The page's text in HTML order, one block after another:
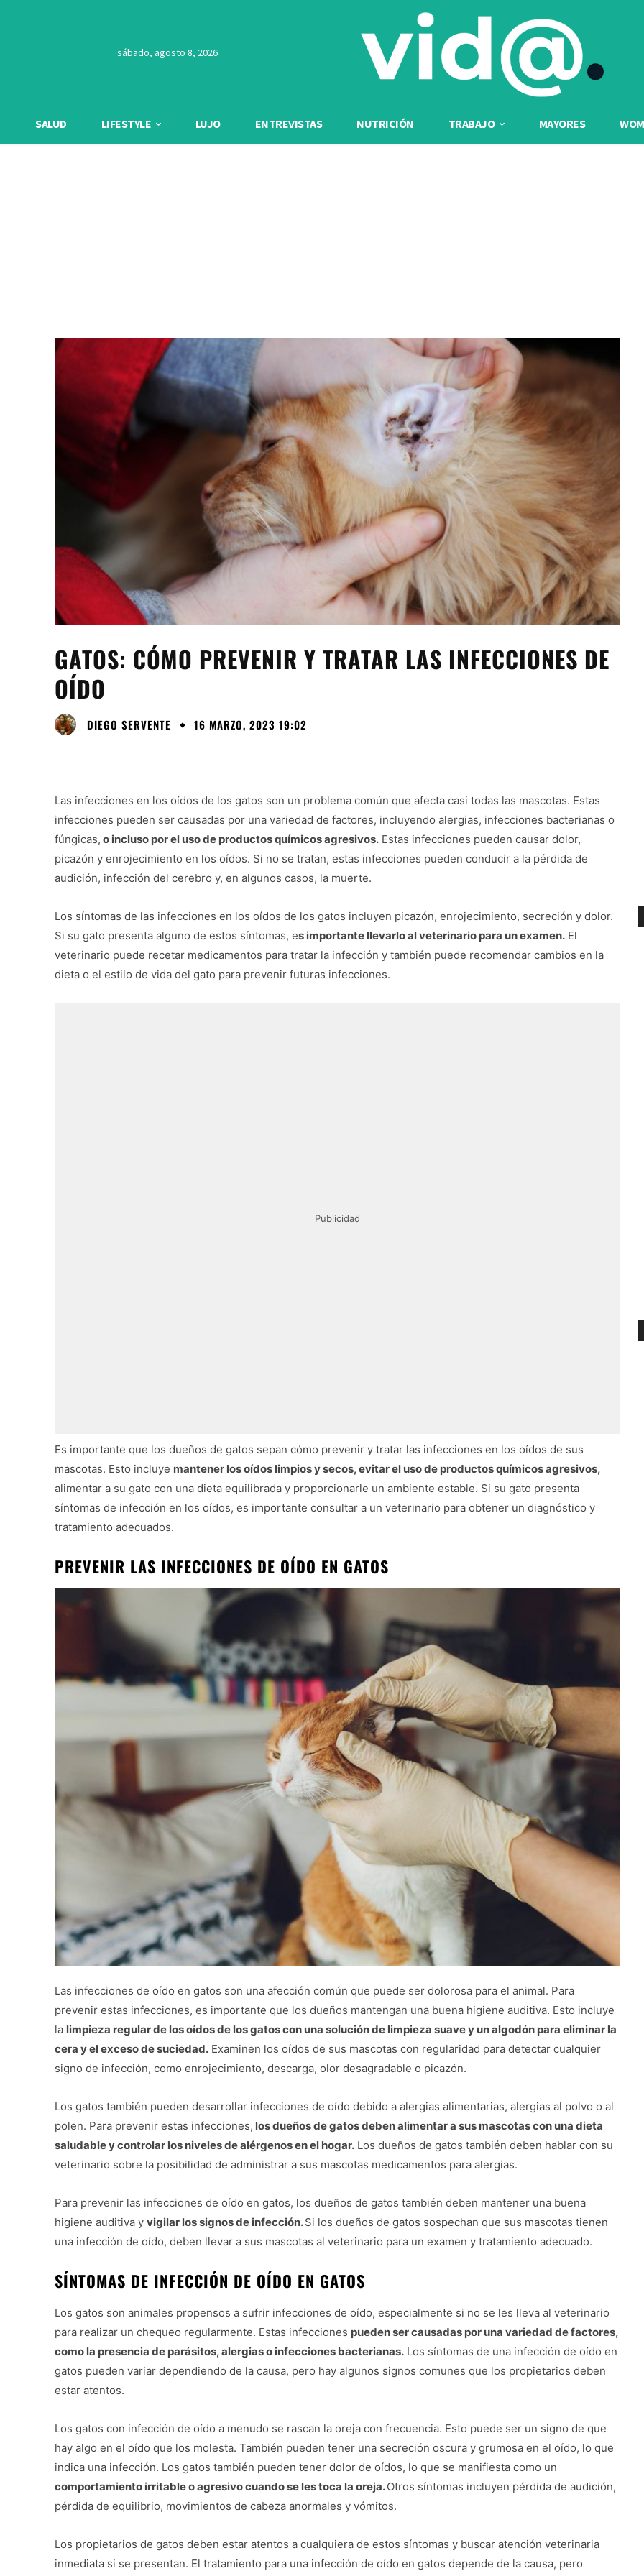
sábado, agosto 8, 2026
SALUD LIFESTYLE LUJO ENTREVISTAS NUTRICIÓN TRABAJO MAYORES
GATOS: CÓMO PREVENIR Y TRATAR LAS INFECCIONES DE
OÍDO
DIEGO SERVENTE 16 MARZO, 2023 19:02
Las infecciones en los oídos de los gatos son un problema común que afecta casi todas las mascotas. Estas
infecciones pueden ser causadas por una variedad de factores, incluyendo alergias, infecciones bacterianas o
fúngicas, o incluso por el uso de productos químicos agresivos. Estas infecciones pueden causar dolor,
picazón y enrojecimiento en los oídos. Si no se tratan, estas infecciones pueden conducir a la pérdida de
audición, infección del cerebro y, en algunos casos, la muerte.
Los síntomas de las infecciones en los oídos de los gatos incluyen picazón, enrojecimiento, secreción y dolor.
Si su gato presenta alguno de estos síntomas, es importante llevarlo al veterinario para un examen. El
veterinario puede recetar medicamentos para tratar la infección y también puede recomendar cambios en la
dieta o el estilo de vida del gato para prevenir futuras infecciones.
Publicidad
Es importante que los dueños de gatos sepan cómo prevenir y tratar las infecciones en los oídos de sus
mascotas. Esto incluye mantener los oídos limpios y secos, evitar el uso de productos químicos agresivos,
alimentar a su gato con una dieta equilibrada y proporcionarle un ambiente estable. Si su gato presenta
síntomas de infección en los oídos, es importante consultar a un veterinario para obtener un diagnóstico y
tratamiento adecuados.
PREVENIR LAS INFECCIONES DE OÍDO EN GATOS
Las infecciones de oído en gatos son una afección común que puede ser dolorosa para el animal. Para
prevenir estas infecciones, es importante que los dueños mantengan una buena higiene auditiva. Esto incluye
la limpieza regular de los oídos de los gatos con una solución de limpieza suave y un algodón para eliminar la
cera y el exceso de suciedad. Examinen los oídos de sus mascotas con regularidad para detectar cualquier
signo de infección, como enrojecimiento, descarga, olor desagradable o picazón.
Los gatos también pueden desarrollar infecciones de oído debido a alergias alimentarias, alergias al polvo o al
polen. Para prevenir estas infecciones, los dueños de gatos deben alimentar a sus mascotas con una dieta
saludable y controlar los niveles de alérgenos en el hogar. Los dueños de gatos también deben hablar con su
veterinario sobre la posibilidad de administrar a sus mascotas medicamentos para alergias.
Para prevenir las infecciones de oído en gatos, los dueños de gatos también deben mantener una buena
higiene auditiva y vigilar los signos de infección.Si los dueños de gatos sospechan que sus mascotas tienen
una infección de oído, deben llevar a sus mascotas al veterinario para un examen y tratamiento adecuado.
SÍNTOMAS DE INFECCIÓN DE OÍDO EN GATOS
Los gatos son animales propensos a sufrir infecciones de oído, especialmente si no se les lleva al veterinario
para realizar un chequeo regularmente. Estas infecciones pueden ser causadas por una variedad de factores,
como la presencia de parásitos, alergias o infecciones bacterianas. Los síntomas de una infección de oído en
gatos pueden variar dependiendo de la causa, pero hay algunos signos comunes que los propietarios deben
estar atentos.
Los gatos con infección de oído a menudo se rascan la oreja con frecuencia. Esto puede ser un signo de que
hay algo en el oído que los molesta. También pueden tener una secreción oscura y grumosa en el oído, lo que
indica una infección. Los gatos también pueden tener dolor de oídos, lo que se manifiesta como un
comportamiento irritable o agresivo cuando se les toca la oreja.Otros síntomas incluyen pérdida de audición,
pérdida de equilibrio, movimientos de cabeza anormales y vómitos.
Los propietarios de gatos deben estar atentos a cualquiera de estos síntomas y buscar atención veterinaria
inmediata si se presentan. El tratamiento para una infección de oído en gatos depende de la causa, pero